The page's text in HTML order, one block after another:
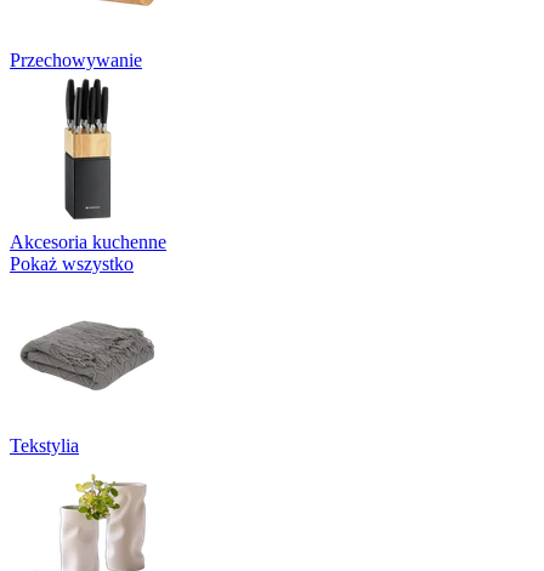
Przechowywanie
Akcesoria kuchenne
Pokaż wszystko
Tekstylia